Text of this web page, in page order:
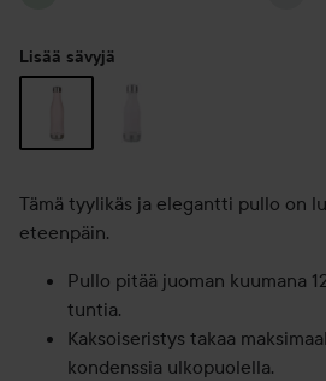
Lisää sävyjä
Tämä tyylikäs ja elegantti pullo on
eteenpäin.
Pullo pitää juoman kuumana
tuntia.
Kaksoiseristys takaa
kondenssia ulkopuolella.